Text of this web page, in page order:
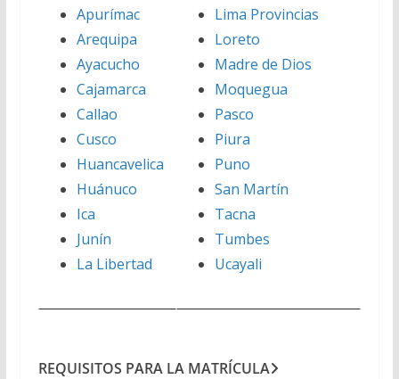
Apurímac
Arequipa
Ayacucho
Cajamarca
Callao
Cusco
Huancavelica
Huánuco
Ica
Junín
La Libertad
Lima Provincias
Loreto
Madre de Dios
Moquegua
Pasco
Piura
Puno
San Martín
Tacna
Tumbes
Ucayali
REQUISITOS PARA LA MATRÍCULA